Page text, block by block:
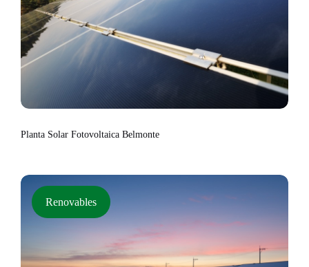
Planta Solar Fotovoltaica Belmonte
Renovables